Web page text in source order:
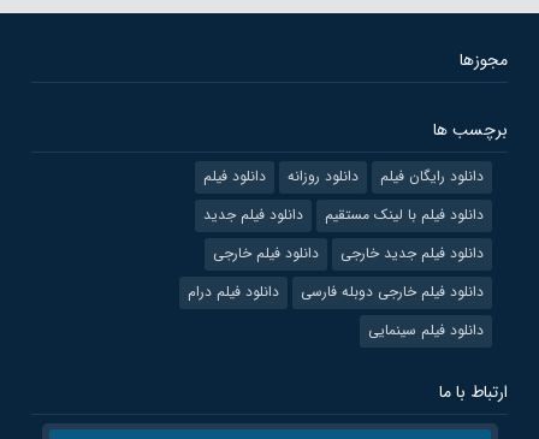
مجوزها
برچسب ها
دانلود رایگان فیلم دانلود روزانه
دانلود فیلم
دانلود فیلم با لینک مستقیم
دانلود فیلم جدید
دانلود فیلم جدید خارجی
دانلود فیلم خارجی
دانلود فیلم خارجی دوبله فارسی
دانلود فیلم درام
دانلود فیلم سینمایی
ارتباط با ما